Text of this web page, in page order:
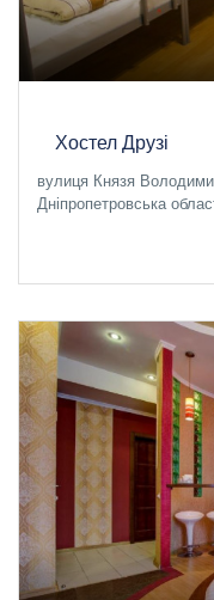
Хостел Друзі
вулиця Князя
Дніпропетровська